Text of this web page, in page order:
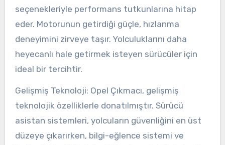
seçenekleriyle performans tutkunlarına hitap
eder. Motorunun getirdiği güçle, hızlanma
deneyimini zirveye taşır. Yolculuklarını daha
heyecanlı hale getirmek isteyen sürücüler için
ideal bir tercihtir.
Gelişmiş Teknoloji: Opel Çıkmacı, gelişmiş
teknolojik özelliklerle donatılmıştır. Sürücü
asistan sistemleri, yolcuların güvenliğini en üst
düzeye çıkarırken, bilgi-eğlence sistemi ve